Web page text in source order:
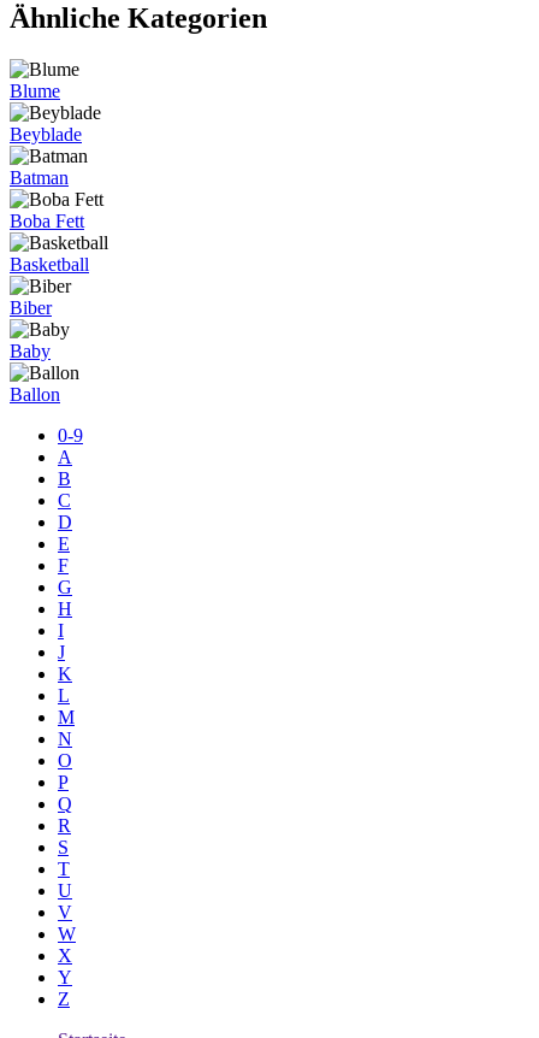
Ähnliche Kategorien
Blume
Beyblade
Batman
Boba Fett
Basketball
Biber
Baby
Ballon
0-9
A
B
C
D
E
F
G
H
I
J
K
L
M
N
O
P
Q
R
S
T
U
V
W
X
Y
Z